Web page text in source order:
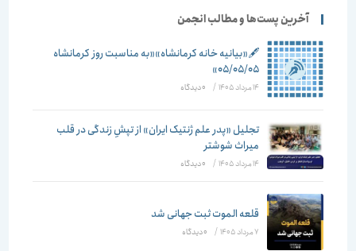
آخرین پست‌ها و مطالب انجمن
🖋️«بیانیه خانه کرمانشاه»«به مناسبت روز کرمانشاه
۰۵/۰۵/۰۵»
14 مرداد 1405 / ۰ دیدگاه
تجلیل «پدر علم ژنتیک ایران» از تپشِ زندگی در قلب
میراث شوشتر
14 مرداد 1405 / ۰ دیدگاه
قلعه الموت ثبت جهانی شد
7 مرداد 1405 / ۰ دیدگاه